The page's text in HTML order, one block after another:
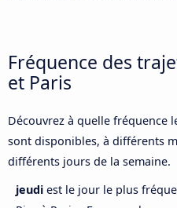
Fréquence des
et Paris
Découvrez à quelle fréquence
sont disponibles, à différents
différents jours de la semaine.
jeudi est le jour le plus